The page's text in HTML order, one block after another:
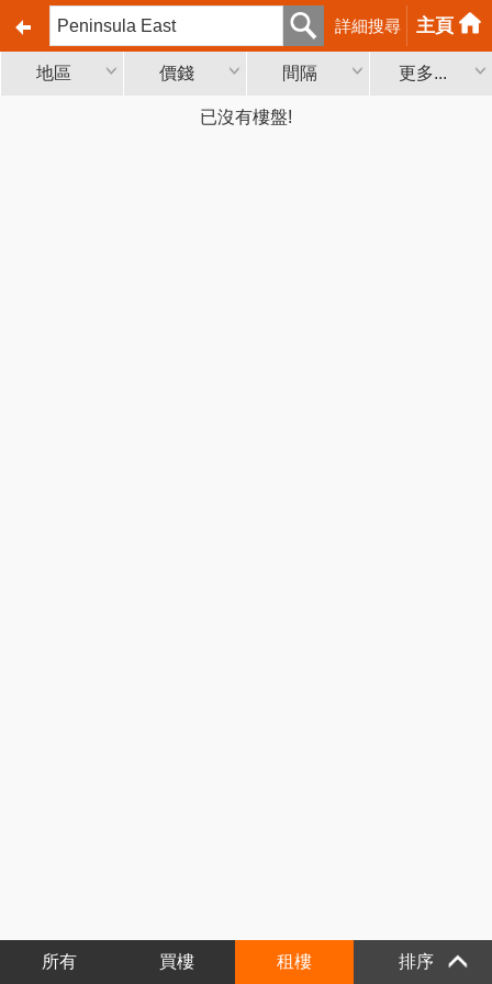
詳細搜尋 主頁
地區 價錢 間隔 更多...
已沒有樓盤!
所有 買樓 租樓 排序